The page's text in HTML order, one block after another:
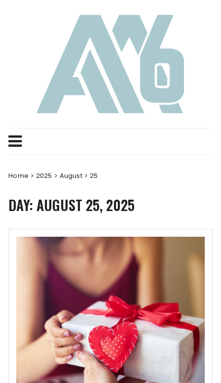
Home 2025 August 25
DAY:AUGUST 25, 2025